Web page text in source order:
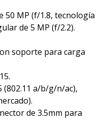
50 MP (f/1.8, tecnología
de 5 MP (f/2.2).
soporte para carga
(802.11 a/b/g/n/ac),
de 3.5mm para